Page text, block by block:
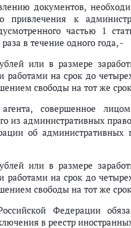
документов,
к
частью 1
в течение одного года, -
или в размере
на срок до
свободы на тот же
совершенное
из административных
об административных
или в размере
на срок до
свободы на тот же
Федерации
в реестр